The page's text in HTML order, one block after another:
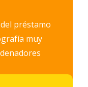
préstamo
muy